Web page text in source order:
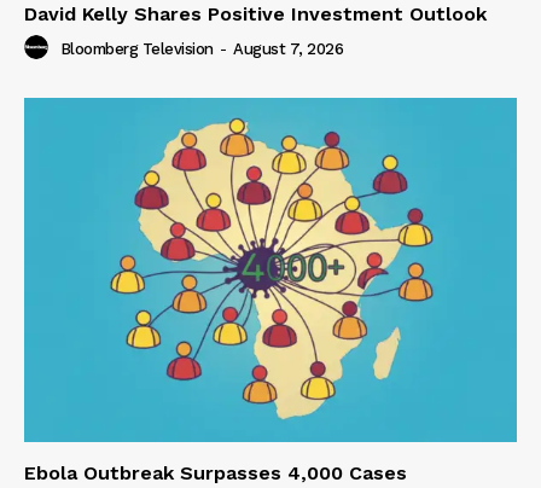
David Kelly Shares Positive Investment Outlook
Bloomberg Television - August 7, 2026
Ebola Outbreak Surpasses 4,000 Cases